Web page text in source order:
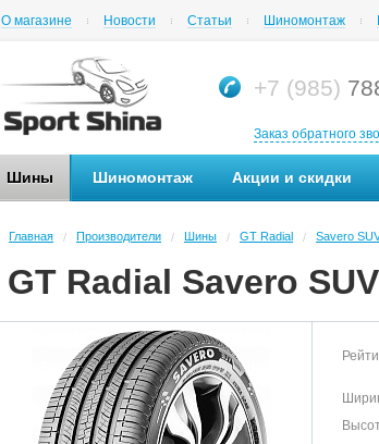
О магазине Новости Статьи Шиномонтаж
+7 (985)
Заказ обратного
Шины Шиномонтаж Акции и скидки
Главная / Производители / Шины / GT Radial / Savero
GT Radial Savero